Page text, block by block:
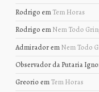
Rodrigo em Tem Horas
Rodrigo em Nem Todo
Admiradorem Nem Todo
Observador da Putaria
Greorio em Tem Horas